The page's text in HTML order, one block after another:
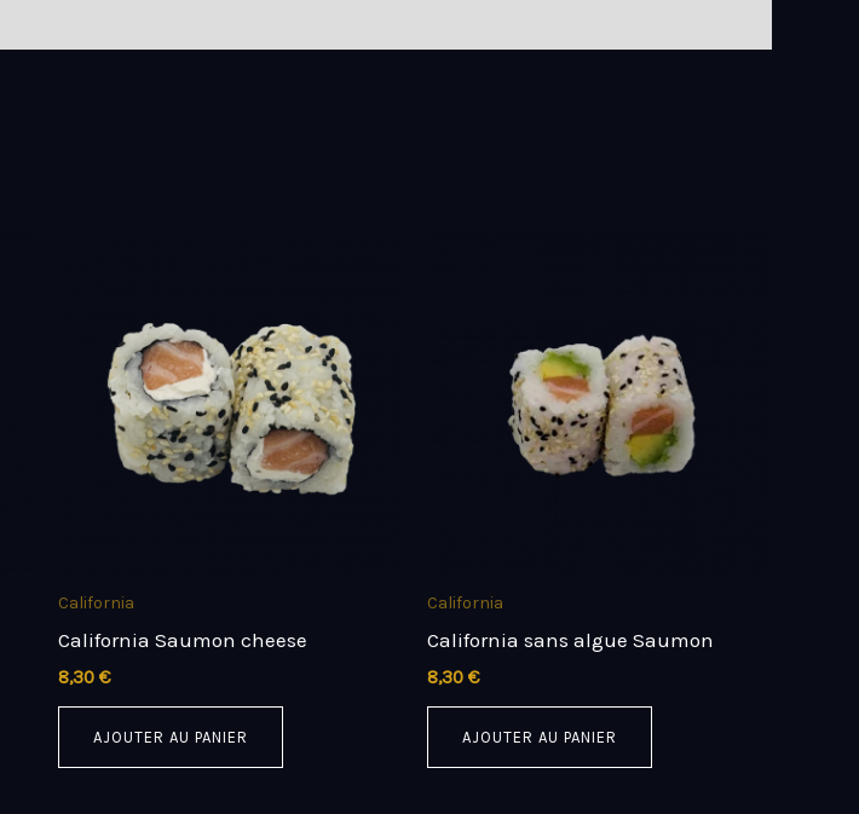
California
California Saumon cheese
8,30 €
AJOUTER AU PANIER
California
California sans algue Saumon
8,30 €
AJOUTER AU PANIER